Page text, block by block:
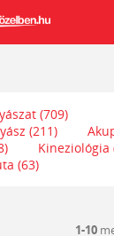
(709)
(211)
Kineziológia
(63)
1-10